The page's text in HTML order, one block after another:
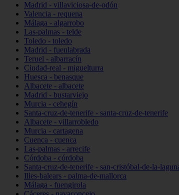
Madrid - villaviciosa-de-odón
Valencia - requena
Málaga - algarrobo
Las-palmas - telde
Toledo - toledo
Madrid - fuenlabrada
Teruel - albarracín
Ciudad-real - miguelturra
Huesca - benasque
Albacete - albacete
Madrid - bustarviejo
Murcia - cehegín
Santa-cruz-de-tenerife - santa-cruz-de-tenerife
Albacete - villarrobledo
Murcia - cartagena
Cuenca - cuenca
Las-palmas - arrecife
Córdoba - córdoba
Santa-cruz-de-tenerife - san-cristóbal-de-la-
Illes-balears - palma-de-mallorca
Málaga - fuengirola